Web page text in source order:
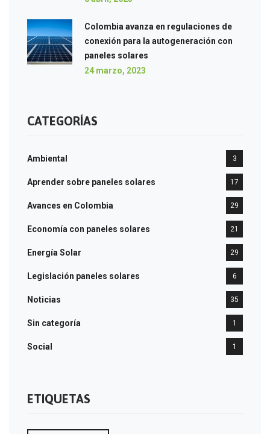
Colombia avanza en regulaciones de
conexión para la autogeneración con
paneles solares
24 marzo, 2023
CATEGORÍAS
Ambiental 3
Aprender sobre paneles solares 17
Avances en Colombia 29
Economía con paneles solares 21
Energía Solar 29
Legislación paneles solares 6
Noticias 35
Sin categoría 1
Social 1
ETIQUETAS